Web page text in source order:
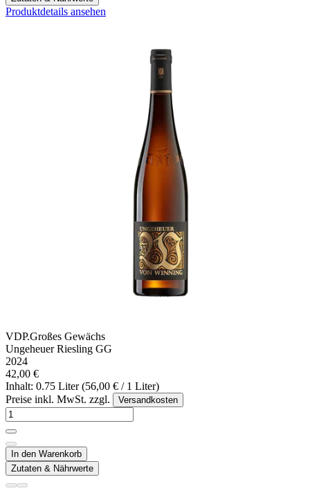
Produktdetails ansehen
VDP.Großes Gewächs
Ungeheuer Riesling GG
2024
42,00 €
Inhalt: 0.75 Liter (56,00 € / 1 Liter)
Preise inkl. MwSt. zzgl.
Versandkosten
In den Warenkorb
Zutaten & Nährwerte